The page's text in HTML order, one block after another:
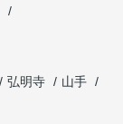
弘明寺
山手